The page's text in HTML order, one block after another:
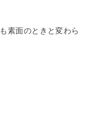
素面のときと変わら